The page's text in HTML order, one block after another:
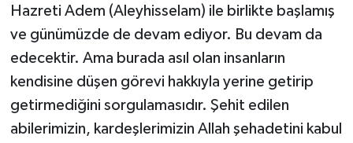
Hazreti Adem (Aleyhisselam) ile birlikte başlamış
ve günümüzde de devam ediyor. Bu devam da
edecektir. Ama burada asıl olan insanların
kendisine düşen görevi hakkıyla yerine getirip
getirmediğini sorgulamasıdır. Şehit edilen
abilerimizin, kardeşlerimizin Allah şehadetini kabul